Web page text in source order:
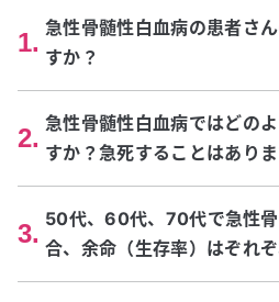
1. 急性骨髄性白血病の患者さ
すか？
2. 急性骨髄性白血病ではどの
すか？急死することはあり
3. 50代、60代、70代で急性
合、余命（生存率）はぞれ